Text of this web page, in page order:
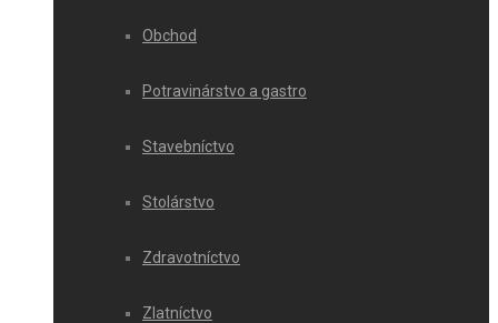
Obchod
Potravinárstvo a gastro
Stavebníctvo
Stolárstvo
Zdravotníctvo
Zlatníctvo